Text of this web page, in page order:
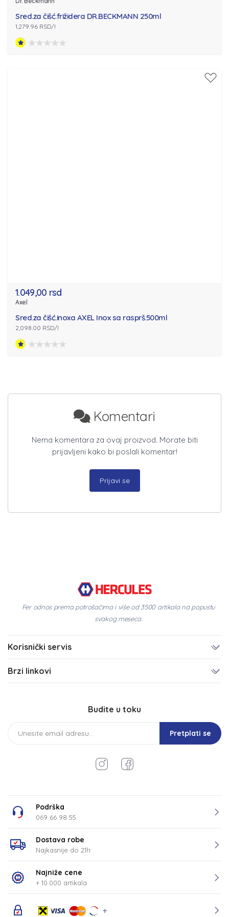
Sred.za čišć.frižidera DR.BECKMANN 250ml
1,279.96 RSD/l
1.049,00 rsd
Axel
Sred.za čišć.inoxa AXEL Inox sa rasprš.500ml
2,098.00 RSD/l
Komentari
Nema komentara za ovaj proizvod. Morate biti
prijavljeni kako bi poslali komentar!
Prijavi se
Fer odnos prema potrošačima i više od 3500 artikala na popustu
svakog meseca.
Korisnički servis
Brzi linkovi
Budite u toku
Pretplati se
Podrška
069 66 98 55
Dostava robe
Najkasnije do 21h
Najniže cene
+ 10.000 artikala